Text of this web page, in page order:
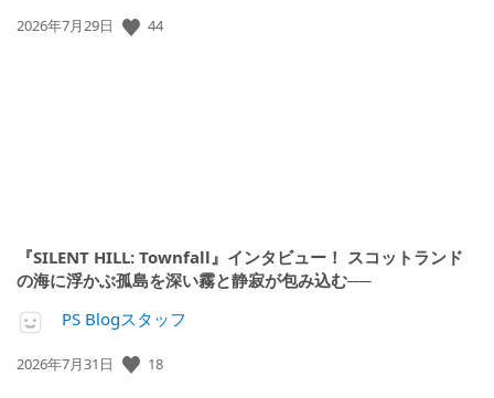
公
2026年7月29日 44
『SILENT HILL: Townfall』インタビュー！ スコットランド
の海に浮かぶ孤島を深い霧と静寂が包み込む──
PS Blogスタッフ
公
2026年7月31日 18